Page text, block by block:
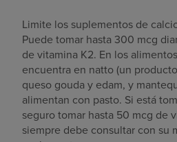
Limite los suplementos de
Puede tomar hasta 300 mcg
de vitamina K2. En los
encuentra en natto (un
queso gouda y edam, y
alimentan con pasto. Si está
seguro tomar hasta 50 mcg de
siempre debe consultar con su